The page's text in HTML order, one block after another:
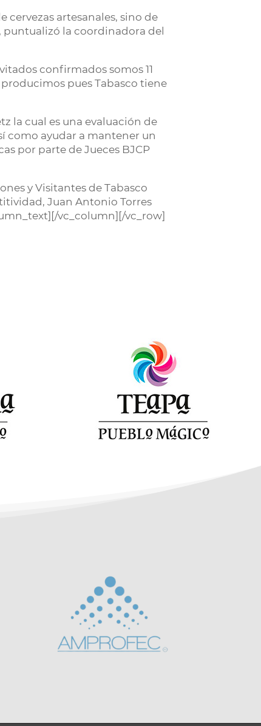
cervezas artesanales, sino de
puntualizó la coordinadora del
confirmados somos 11
pues Tabasco tiene
la cual es una evaluación de
como ayudar a mantener un
por parte de Jueces BJCP
y Visitantes de Tabasco
Juan Antonio Torres
vc_column][/vc_row]